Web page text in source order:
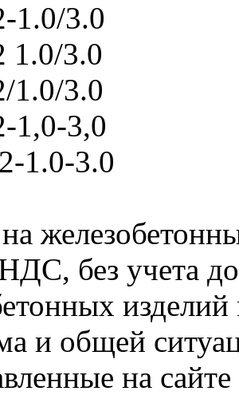
1.0/3.0
1.0/3.0
1.0/3.0
1,0-3,0
1.0-3.0
без учета
и общей
на